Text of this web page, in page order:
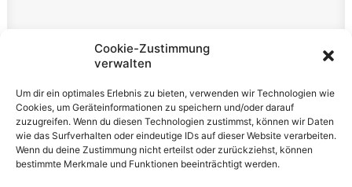
Cookie-Zustimmung
verwalten
Um dir ein optimales Erlebnis zu bieten, verwenden wir Technologien wie
Cookies, um Geräteinformationen zu speichern und/oder darauf
zuzugreifen. Wenn du diesen Technologien zustimmst, können wir Daten
wie das Surfverhalten oder eindeutige IDs auf dieser Website verarbeiten.
Wenn du deine Zustimmung nicht erteilst oder zurückziehst, können
bestimmte Merkmale und Funktionen beeinträchtigt werden.
Rechtliches
Datenschutzerklärung
Cookie-Richtlinie (EU)